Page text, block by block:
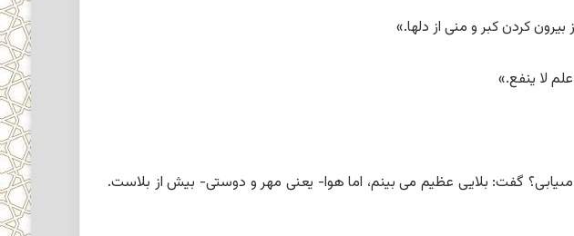
کردن کبر و منى از دلها.»
لا ینفع.»
گفت: بلایى عظیم مى ‏بینم، اما هوا- یعنى مهر و دوستى- بیش از بلاست.